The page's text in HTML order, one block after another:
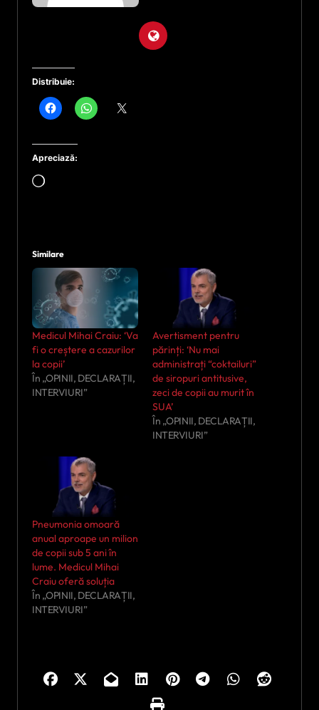
Distribuie:
Apreciază:
Încarc...
Similare
Medicul Mihai Craiu: ‘Va
fi o creștere a cazurilor
la copii’
În „OPINII, DECLARAȚII,
INTERVIURI”
Avertisment pentru
părinți: ‘Nu mai
administrați “coktailuri”
de siropuri antitusive,
zeci de copii au murit în
SUA’
În „OPINII, DECLARAȚII,
INTERVIURI”
Pneumonia omoară
anual aproape un milion
de copii sub 5 ani în
lume. Medicul Mihai
Craiu oferă soluția
În „OPINII, DECLARAȚII,
INTERVIURI”